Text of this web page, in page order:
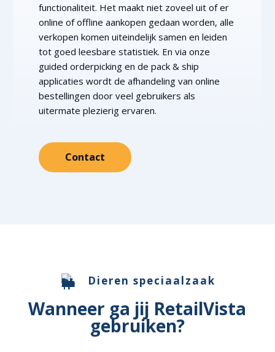
functionaliteit. Het maakt niet zoveel uit of er
online of offline aankopen gedaan worden, alle
verkopen komen uiteindelijk samen en leiden
tot goed leesbare statistiek. En via onze
guided orderpicking en de pack & ship
applicaties wordt de afhandeling van online
bestellingen door veel gebruikers als
uitermate plezierig ervaren.
Contact
Dieren speciaalzaak
Wanneer ga jij RetailVista
gebruiken?